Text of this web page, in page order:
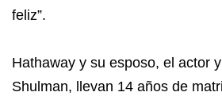
feliz”.
Hathaway y su esposo, el actor
Shulman, llevan 14 años de